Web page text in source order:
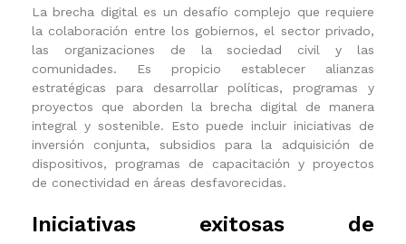
La brecha digital es un desafío complejo que requiere
la colaboración entre los gobiernos, el sector privado,
las organizaciones de la sociedad civil y las
comunidades. Es propicio establecer alianzas
estratégicas para desarrollar políticas, programas y
proyectos que aborden la brecha digital de manera
integral y sostenible. Esto puede incluir iniciativas de
inversión conjunta, subsidios para la adquisición de
dispositivos, programas de capacitación y proyectos
de conectividad en áreas desfavorecidas.
Iniciativas exitosas de